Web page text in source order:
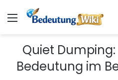
Menü
Quiet
Bedeutung im